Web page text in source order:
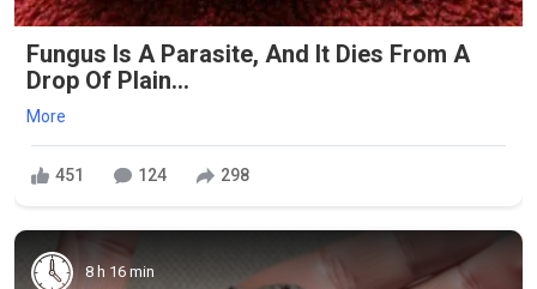
Fungus Is A Parasite, And It Dies From A
Drop Of Plain...
More
451 124 298
8 h 16 min